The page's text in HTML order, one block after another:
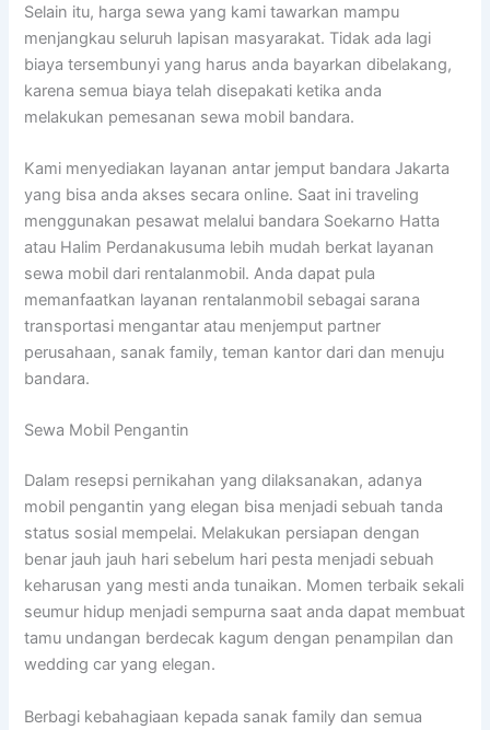
Selain itu, harga sewa yang kami tawarkan mampu
menjangkau seluruh lapisan masyarakat. Tidak ada lagi
biaya tersembunyi yang harus anda bayarkan dibelakang,
karena semua biaya telah disepakati ketika anda
melakukan pemesanan sewa mobil bandara.
Kami menyediakan layanan antar jemput bandara Jakarta
yang bisa anda akses secara online. Saat ini traveling
menggunakan pesawat melalui bandara Soekarno Hatta
atau Halim Perdanakusuma lebih mudah berkat layanan
sewa mobil dari rentalanmobil. Anda dapat pula
memanfaatkan layanan rentalanmobil sebagai sarana
transportasi mengantar atau menjemput partner
perusahaan, sanak family, teman kantor dari dan menuju
bandara.
Sewa Mobil Pengantin
Dalam resepsi pernikahan yang dilaksanakan, adanya
mobil pengantin yang elegan bisa menjadi sebuah tanda
status sosial mempelai. Melakukan persiapan dengan
benar jauh jauh hari sebelum hari pesta menjadi sebuah
keharusan yang mesti anda tunaikan. Momen terbaik sekali
seumur hidup menjadi sempurna saat anda dapat membuat
tamu undangan berdecak kagum dengan penampilan dan
wedding car yang elegan.
Berbagi kebahagiaan kepada sanak family dan semua